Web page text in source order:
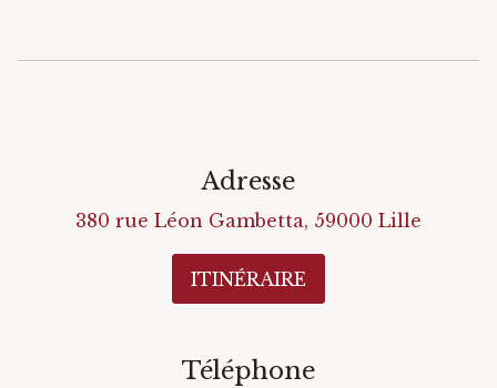
Adresse
380 rue Léon Gambetta, 59000 Lille
ITINÉRAIRE
Téléphone